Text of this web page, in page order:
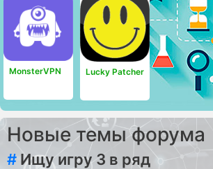
MonsterVPN Lucky Patcher
Новые темы форума
# Ищу игру 3 в ряд